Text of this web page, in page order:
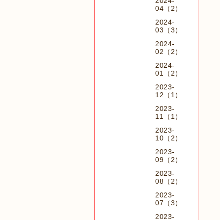
04（2）
2024-
03（3）
2024-
02（2）
2024-
01（2）
2023-
12（1）
2023-
11（1）
2023-
10（2）
2023-
09（2）
2023-
08（2）
2023-
07（3）
2023-